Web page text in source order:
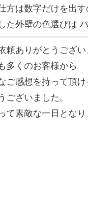
方は数字だけを出
た外壁の色選びは
頼ありがとうござい
多くのお客様から
ご感想を持って頂
ございました。
て素敵な一日となり